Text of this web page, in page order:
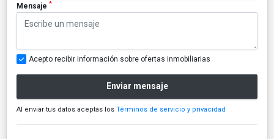
Mensaje *
Acepto recibir información sobre ofertas inmobiliarias
Enviar mensaje
Al enviar tus datos aceptas los Términos de servicio y privacidad